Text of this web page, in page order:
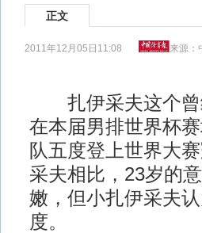
正文
2011年12月05日11:08 来源：
扎伊采夫这个曾
在本届男排世界杯
队五度登上世界大
采夫相比，23岁的
嫩，但小扎伊采夫
度。